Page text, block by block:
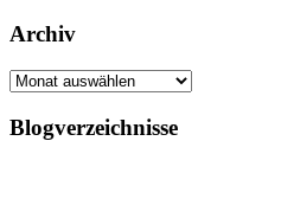
Archiv
Archiv
Blogverzeichnisse